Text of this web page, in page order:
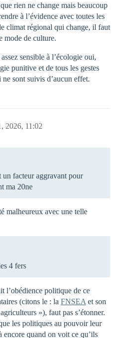
rien ne change mais beaucoup
à l’évidence avec toutes les
climat régional qui change, il faut
mode de culture.
sensible à l’écologie oui,
punitive et de tous les gestes
sont suivis d’aucun effet.
2026, 11:02
un facteur aggravant pour
ma 20ne
malheureux avec une telle
4 fers
l’obédience politique de ce
(citons le : la FNSEA et son
»), faut pas s’étonner.
les politiques au pouvoir leur
encore quand on voit ce qu’ils